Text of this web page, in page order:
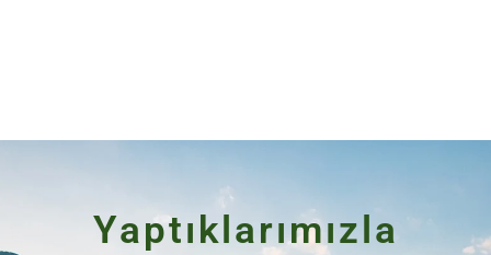
Yaptıklarımızla